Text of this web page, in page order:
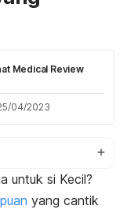
Medical Review
04/2023
untuk si Kecil?
yang cantik